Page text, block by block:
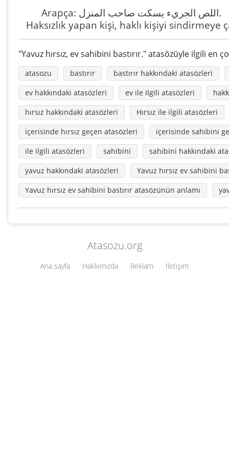
Arapça: اللص الجريء يسكت صاحب المنزل.
Haksızlık yapan kişi, haklı kişiyi sindirmeye
"Yavuz hırsız, ev sahibini bastırır." atasözüyle ilgili en
atasozu bastırır
bastırır hakkındaki atasözleri
ev hakkındaki atasözleri
ev ile ilgili atasözleri
hırsız hakkındaki atasözleri
Hırsız ile ilgili atasözleri
içerisinde hırsız geçen atasözleri
içerisinde sahibini
ile ilgili atasözleri
sahibini
sahibini hakkındaki
yavuz hakkındaki atasözleri
Yavuz hırsız ev sahibini
Yavuz hırsız ev sahibini bastırır atasözünün anlamı
Atasozu.org
Ana sayfa Hakkımızda Reklam İletişim